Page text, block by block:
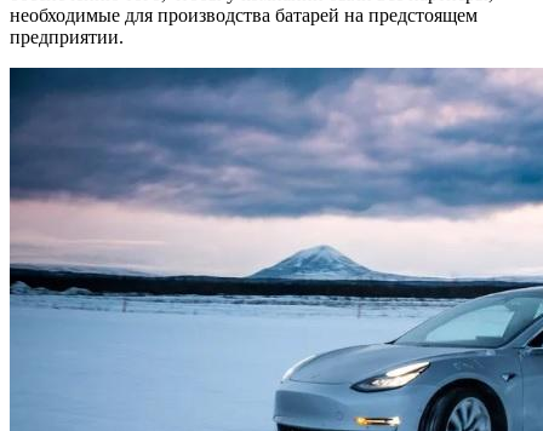
необходимые для производства батарей на предстоящем
предприятии.